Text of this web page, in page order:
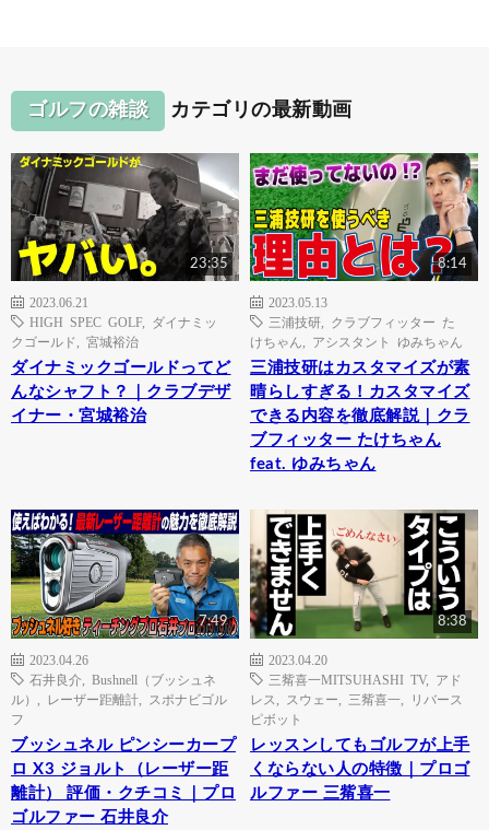
ゴルフの雑談 カテゴリの最新動画
23:35
2023.06.21
HIGH SPEC GOLF, ダイナミッ
クゴールド
宮城裕治
ダイナミックゴールドってど
んなシャフト？｜クラブデザ
イナー・宮城裕治
8:14
2023.05.13
三浦技研
クラブフィッター た
けちゃん
アシスタント ゆみちゃん
三浦技研はカスタマイズが素
晴らしすぎる！カスタマイズ
できる内容を徹底解説｜クラ
ブフィッター たけちゃん
feat. ゆみちゃん
7:49
2023.04.26
石井良介
Bushnell（ブッシュネ
ル）
レーザー距離計
スポナビゴル
フ
ブッシュネル ピンシーカープ
ロ X3 ジョルト（レーザー距
離計） 評価・クチコミ｜プロ
ゴルファー 石井良介
8:38
2023.04.20
三觜喜一MITSUHASHI TV, アド
レス
スウェー 三觜喜一
リバース
ピボット
レッスンしてもゴルフが上手
くならない人の特徴｜プロゴ
ルファー 三觜喜一